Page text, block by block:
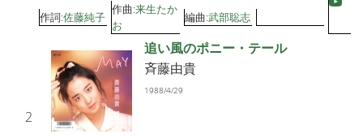
2
作詞:佐藤純子
作曲:来生たか
お
編曲:武部聡志
追い風のポニー・テール
斉藤由貴
1988/4/29